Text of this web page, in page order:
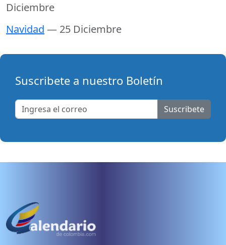
Diciembre
Navidad — 25 Diciembre
Suscribete a nuestro Boletín
Suscribete